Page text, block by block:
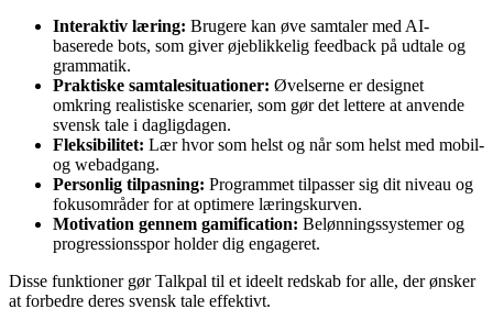
Interaktiv læring: Brugere kan øve samtaler med AI-
baserede bots, som giver øjeblikkelig feedback på udtale og
grammatik.
Praktiske samtalesituationer: Øvelserne er designet
omkring realistiske scenarier, som gør det lettere at anvende
svensk tale i dagligdagen.
Fleksibilitet: Lær hvor som helst og når som helst med mobil-
og webadgang.
Personlig tilpasning: Programmet tilpasser sig dit niveau og
fokusområder for at optimere læringskurven.
Motivation gennem gamification: Belønningssystemer og
progressionsspor holder dig engageret.
Disse funktioner gør Talkpal til et ideelt redskab for alle, der ønsker
at forbedre deres svensk tale effektivt.